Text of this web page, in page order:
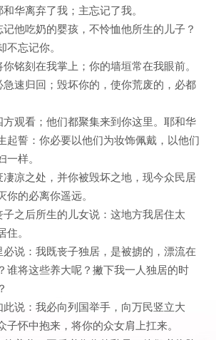
华离弃了我；主忘记了我。
他吃奶的婴孩，不怜恤他所生的儿子？
忘记你。
铭刻在我掌上；你的墙垣常在我眼前。
速归回；毁坏你的，使你荒废的，必都
观看；他们都聚集来到你这里。耶和华
起誓：你必要以他们为妆饰佩戴，以他们
样。
凉之处，并你被毁坏之地，现今众民居
的必离你遥远。
之后所生的儿女说：这地方我居住太
。
说：我既丧子独居，是被掳的，漂流在
谁将这些养大呢？撇下我一人独居的时
说：我必向列国举手，向万民竖立大
怀中抱来，将你的众女肩上扛来。